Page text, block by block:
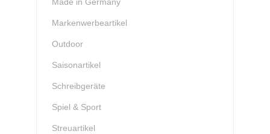
Markenwerbeartikel
Outdoor
Saisonartikel
Schreibgeräte
Spiel & Sport
Streuartikel